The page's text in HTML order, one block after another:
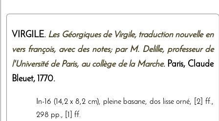
VIRGILE. Les Géorgiques de Virgile, traduction nouvelle en
vers françois, avec des notes; par M. Delille, professeur de
l'Université de Paris, au collège de la Marche. Paris, Claude
Bleuet, 1770.
In-16 (14,2 x 8,2 cm), pleine basane, dos lisse orné, [2] ff.,
298 pp., [1] ff.